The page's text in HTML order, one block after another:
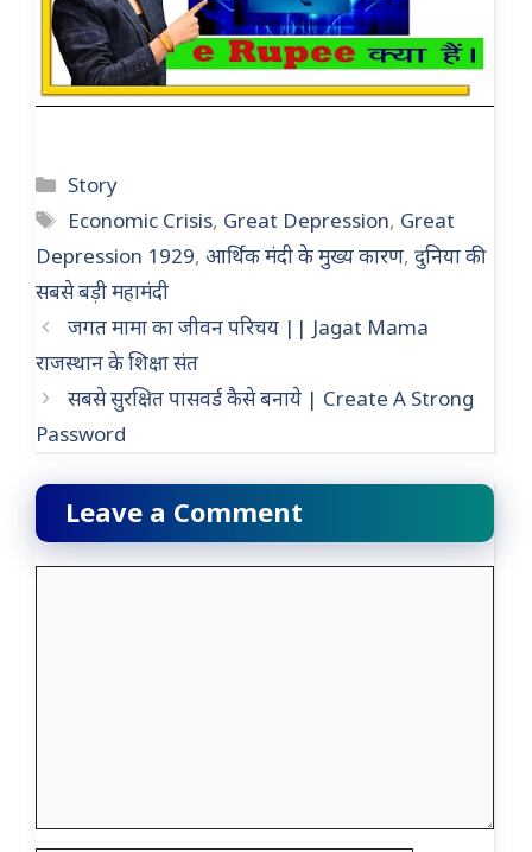
Categories
Story
Tags
Economic Crisis, Great Depression, Great
Depression 1929, आर्थिक मंदी के मुख्य कारण, दुनिया की
सबसे बड़ी महामंदी
जगत मामा का जीवन परिचय || Jagat Mama
राजस्थान के शिक्षा संत
सबसे सुरक्षित पासवर्ड कैसे बनाये | Create A Strong
Password
Leave a Comment